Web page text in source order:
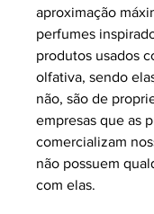
aproximação
perfumes
produtos usados
olfativa, sendo
não, são de
empresas que as
comercializam
não possuem
com elas.